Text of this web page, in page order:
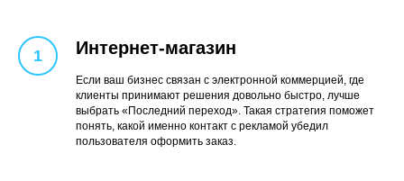
Интернет-магазин
Если ваш бизнес связан с электронной коммерцией, где
клиенты принимают решения довольно быстро, лучше
выбрать «Последний переход». Такая стратегия поможет
понять, какой именно контакт с рекламой убедил
пользователя оформить заказ.